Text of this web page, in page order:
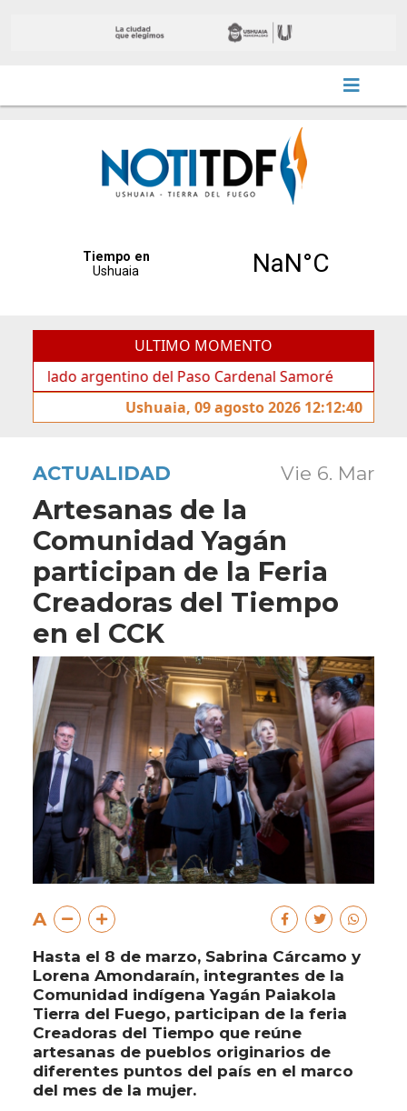
ULTIMO MOMENTO
argentino del Paso Cardenal Samoré
Vuoto:
Ushuaia, 09 agosto 2026 12:12:40
ACTUALIDAD Vie 6. Mar
Artesanas de la
Comunidad Yagán
participan de la Feria
Creadoras del Tiempo
en el CCK
A
Hasta el 8 de marzo, Sabrina Cárcamo y
Lorena Amondaraín, integrantes de la
Comunidad indígena Yagán Paiakola
Tierra del Fuego, participan de la feria
Creadoras del Tiempo que reúne
artesanas de pueblos originarios de
diferentes puntos del país en el marco
del mes de la mujer.